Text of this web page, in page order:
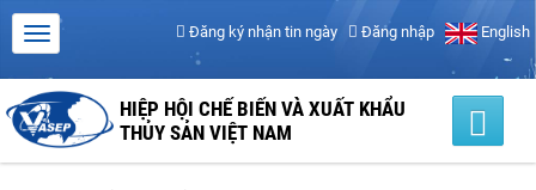
Đăng ký nhận tin ngày Đăng nhập English
HIỆP HỘI CHẾ BIẾN VÀ XUẤT KHẨU
THỦY SẢN VIỆT NAM